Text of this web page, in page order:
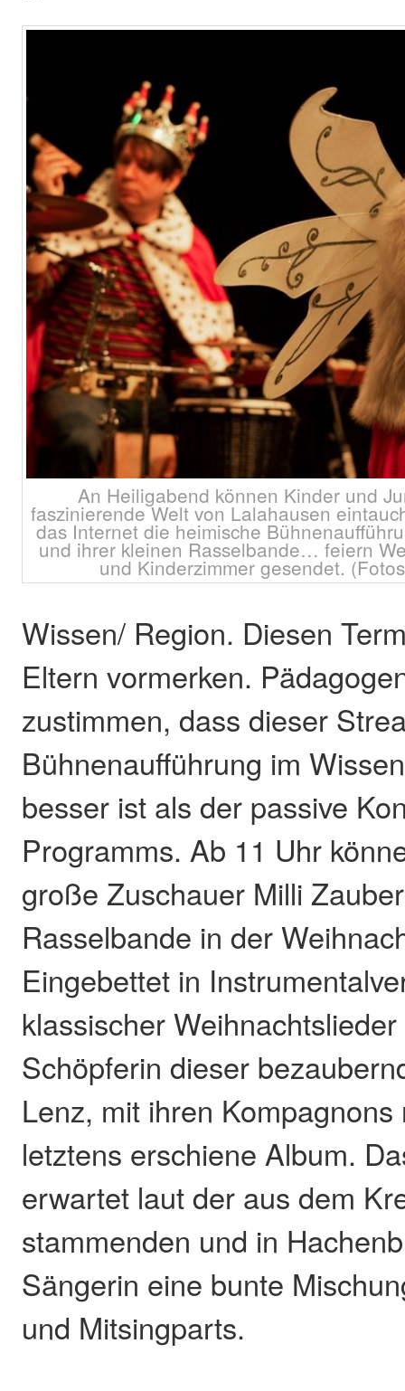
An Heiligabend können Kinder und
faszinierende Welt von Lalahausen
das Internet die heimische
und ihrer kleinen Rasselbande… feiern
und Kinderzimmer gesendet.
Wissen/ Region. Diesen
Eltern vormerken.
zustimmen, dass dieser
Bühnenaufführung im
besser ist als der passive
Programms. Ab 11 Uhr
große Zuschauer Milli
Rasselbande in der
Eingebettet in
klassischer
Schöpferin dieser
Lenz, mit ihren
letztens erschiene Album.
erwartet laut der aus dem
stammenden und in
Sängerin eine bunte
und Mitsingparts.